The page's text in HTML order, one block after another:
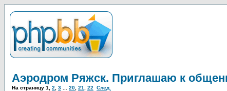
Аэродром Ряжск. Приглашаю к
На страницу 1 2 3 20 21 22 След.